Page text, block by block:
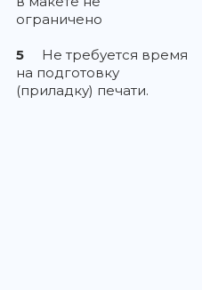
ограничено
5
Не требуется время
на подготовку
(приладку) печати.